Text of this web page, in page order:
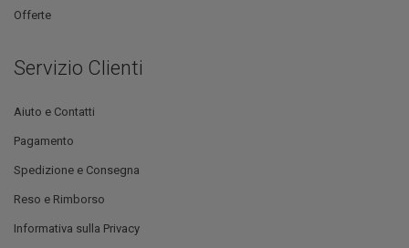
Offerte
Servizio Clienti
Aiuto e Contatti
Pagamento
Spedizione e Consegna
Reso e Rimborso
Informativa sulla Privacy